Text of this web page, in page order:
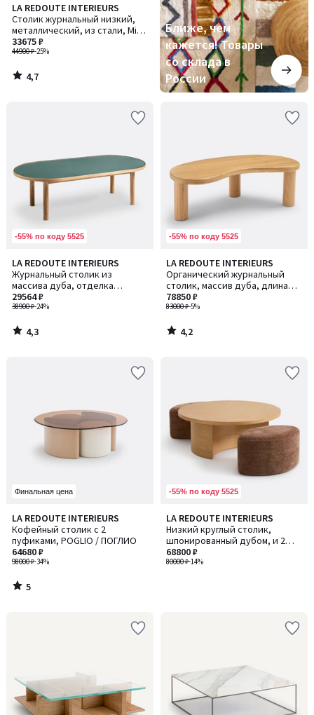
LA REDOUTE INTERIEURS
Столик журнальный низкий,
металлический, из стали, Miva
/ Мива
44900 ₽-25%
33675 ₽
4,7
/ 5
4,7
/
Ближе, чем
кажется! Товары
со склада в
России
-55% по коду 5525
LA REDOUTE INTERIEURS
Журнальный столик из
массива дуба, отделка
шпоном и стеклом, Evergreen /
Эвергрин
38900 ₽-24%
29564 ₽
4,3
/ 5
4,3
/
-55% по коду 5525
LA REDOUTE INTERIEURS
Органический журнальный
столик, массив дуба, длина
118 см, RODI / РОДИ
83000 ₽-5%
78850 ₽
4,2
/ 5
4,2
/
Финальная цена
LA REDOUTE INTERIEURS
Кофейный столик с 2
пуфиками, POGLIO / ПОГЛИО
98000 ₽-34%
64680 ₽
5
/
5
5
/
-55% по коду 5525
LA REDOUTE INTERIEURS
Низкий круглый столик,
шпонированный дубом, и 2
пуфа, JEN / ДЖЕН
80000 ₽-14%
68800 ₽